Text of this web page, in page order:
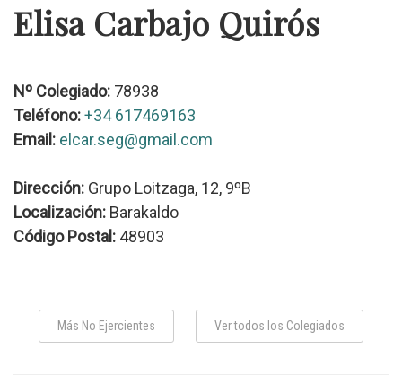
Elisa Carbajo Quirós
Nº Colegiado: 78938
Teléfono:+34 617469163
Email: elcar.seg@gmail.com
Dirección: Grupo Loitzaga, 12, 9ºB
Localización: Barakaldo
Código Postal: 48903
Más No Ejercientes Ver todos los Colegiados